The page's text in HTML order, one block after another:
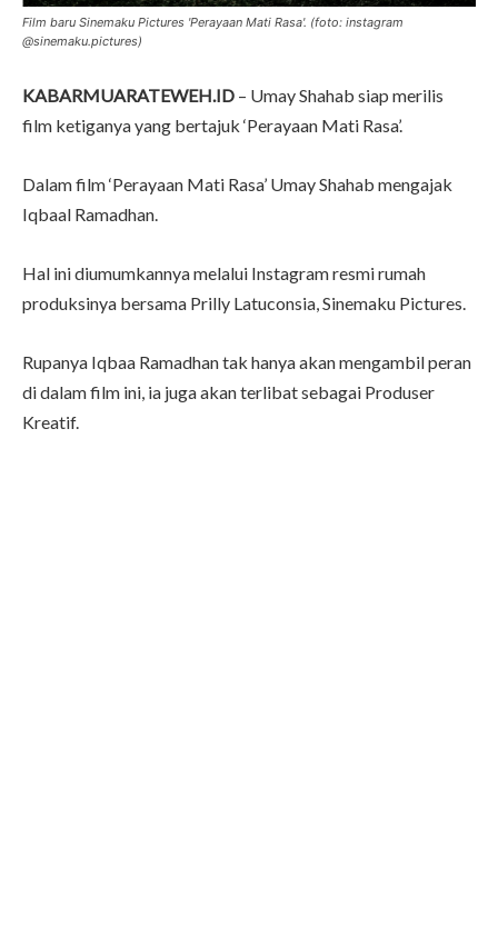
Film baru Sinemaku Pictures 'Perayaan Mati Rasa'. (foto: instagram
@sinemaku.pictures)
KABARMUARATEWEH.ID – Umay Shahab siap merilis
film ketiganya yang bertajuk ‘Perayaan Mati Rasa’.
Dalam film ‘Perayaan Mati Rasa’ Umay Shahab mengajak
Iqbaal Ramadhan.
Hal ini diumumkannya melalui Instagram resmi rumah
produksinya bersama Prilly Latuconsia, Sinemaku Pictures.
Rupanya Iqbaa Ramadhan tak hanya akan mengambil peran
di dalam film ini, ia juga akan terlibat sebagai Produser
Kreatif.